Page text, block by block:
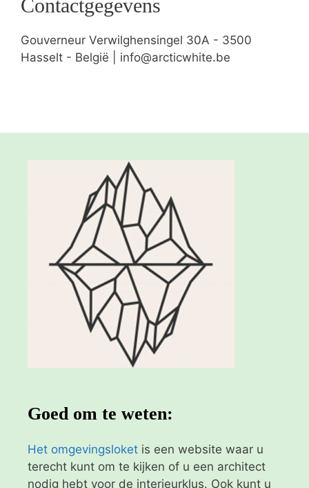
Contactgegevens
Gouverneur Verwilghensingel 30A - 3500
Hasselt - België | info@arcticwhite.be
Goed om te weten:
Het omgevingsloket is een website waar u
terecht kunt om te kijken of u een architect
nodig hebt voor de interieurklus. Ook kunt u